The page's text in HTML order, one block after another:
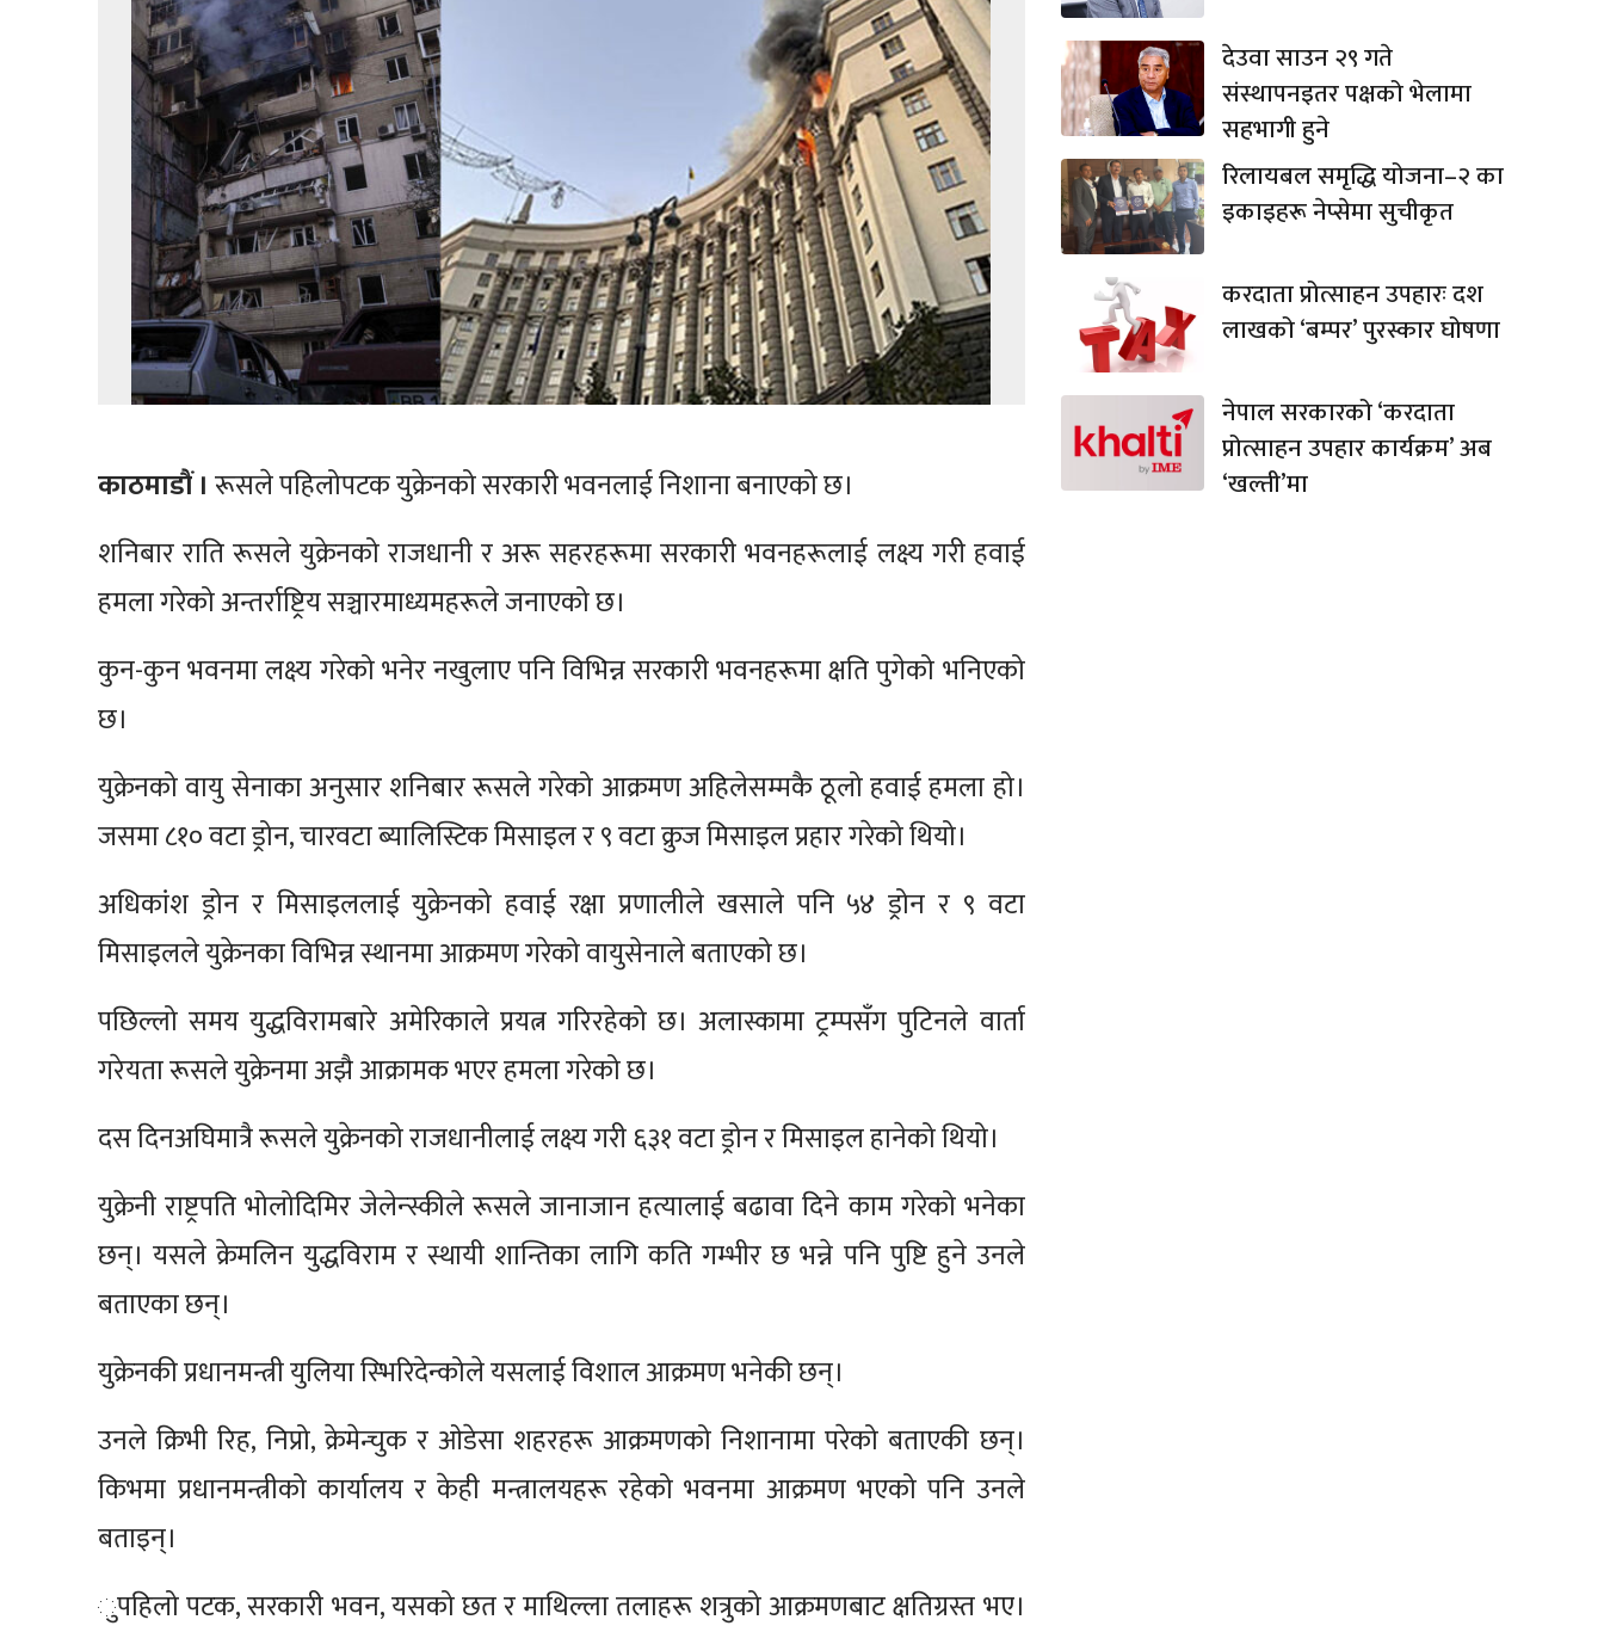
काठमाडौं । रूसले पहिलोपटक युक्रेनको सरकारी भवनलाई निशाना बनाएको छ।
शनिबार राति रूसले युक्रेनको राजधानी र अरू सहरहरूमा सरकारी भवनहरूलाई लक्ष्य गरी हवाई
हमला गरेको अन्तर्राष्ट्रिय सञ्चारमाध्यमहरूले जनाएको छ।
कुन-कुन भवनमा लक्ष्य गरेको भनेर नखुलाए पनि विभिन्न सरकारी भवनहरूमा क्षति पुगेको भनिएको
छ।
युक्रेनको वायु सेनाका अनुसार शनिबार रूसले गरेको आक्रमण अहिलेसम्मकै ठूलो हवाई हमला हो।
जसमा ८१० वटा ड्रोन, चारवटा ब्यालिस्टिक मिसाइल र ९ वटा क्रुज मिसाइल प्रहार गरेको थियो।
अधिकांश ड्रोन र मिसाइललाई युक्रेनको हवाई रक्षा प्रणालीले खसाले पनि ५४ ड्रोन र ९ वटा
मिसाइलले युक्रेनका विभिन्न स्थानमा आक्रमण गरेको वायुसेनाले बताएको छ।
पछिल्लो समय युद्धविरामबारे अमेरिकाले प्रयत्न गरिरहेको छ। अलास्कामा ट्रम्पसँग पुटिनले वार्ता
गरेयता रूसले युक्रेनमा अझै आक्रामक भएर हमला गरेको छ।
दस दिनअघिमात्रै रूसले युक्रेनको राजधानीलाई लक्ष्य गरी ६३१ वटा ड्रोन र मिसाइल हानेको थियो।
युक्रेनी राष्ट्रपति भोलोदिमिर जेलेन्स्कीले रूसले जानाजान हत्यालाई बढावा दिने काम गरेको भनेका
छन्। यसले क्रेमलिन युद्धविराम र स्थायी शान्तिका लागि कति गम्भीर छ भन्ने पनि पुष्टि हुने उनले
बताएका छन्।
युक्रेनकी प्रधानमन्त्री युलिया स्भिरिदेन्कोले यसलाई विशाल आक्रमण भनेकी छन्।
उनले क्रिभी रिह, निप्रो, क्रेमेन्चुक र ओडेसा शहरहरू आक्रमणको निशानामा परेको बताएकी छन्।
किभमा प्रधानमन्त्रीको कार्यालय र केही मन्त्रालयहरू रहेको भवनमा आक्रमण भएको पनि उनले
बताइन्।
ुपहिलो पटक, सरकारी भवन, यसको छत र माथिल्ला तलाहरू शत्रुको आक्रमणबाट क्षतिग्रस्त भए।
देउवा साउन २९ गते
संस्थापनइतर पक्षको भेलामा
सहभागी हुने
रिलायबल समृद्धि योजना–२ का
इकाइहरू नेप्सेमा सुचीकृत
करदाता प्रोत्साहन उपहारः दश
लाखको ‘बम्पर’ पुरस्कार घोषणा
नेपाल सरकारको ‘करदाता
प्रोत्साहन उपहार कार्यक्रम’ अब
‘खल्ती’मा